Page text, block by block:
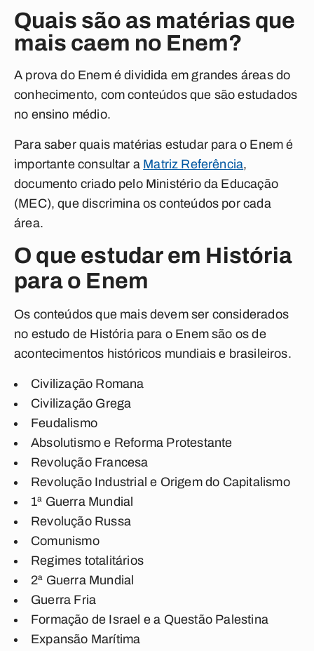
Quais são as matérias que
mais caem no Enem?
A prova do Enem é dividida em grandes áreas do
conhecimento, com conteúdos que são estudados
no ensino médio.
Para saber quais matérias estudar para o Enem é
importante consultar a Matriz Referência,
documento criado pelo Ministério da Educação
(MEC), que discrimina os conteúdos por cada
área.
O que estudar em História
para o Enem
Os conteúdos que mais devem ser considerados
no estudo de História para o Enem são os de
acontecimentos históricos mundiais e brasileiros.
Civilização Romana
Civilização Grega
Feudalismo
Absolutismo e Reforma Protestante
Revolução Francesa
Revolução Industrial e Origem do Capitalismo
1ª Guerra Mundial
Revolução Russa
Comunismo
Regimes totalitários
2ª Guerra Mundial
Guerra Fria
Formação de Israel e a Questão Palestina
Expansão Marítima